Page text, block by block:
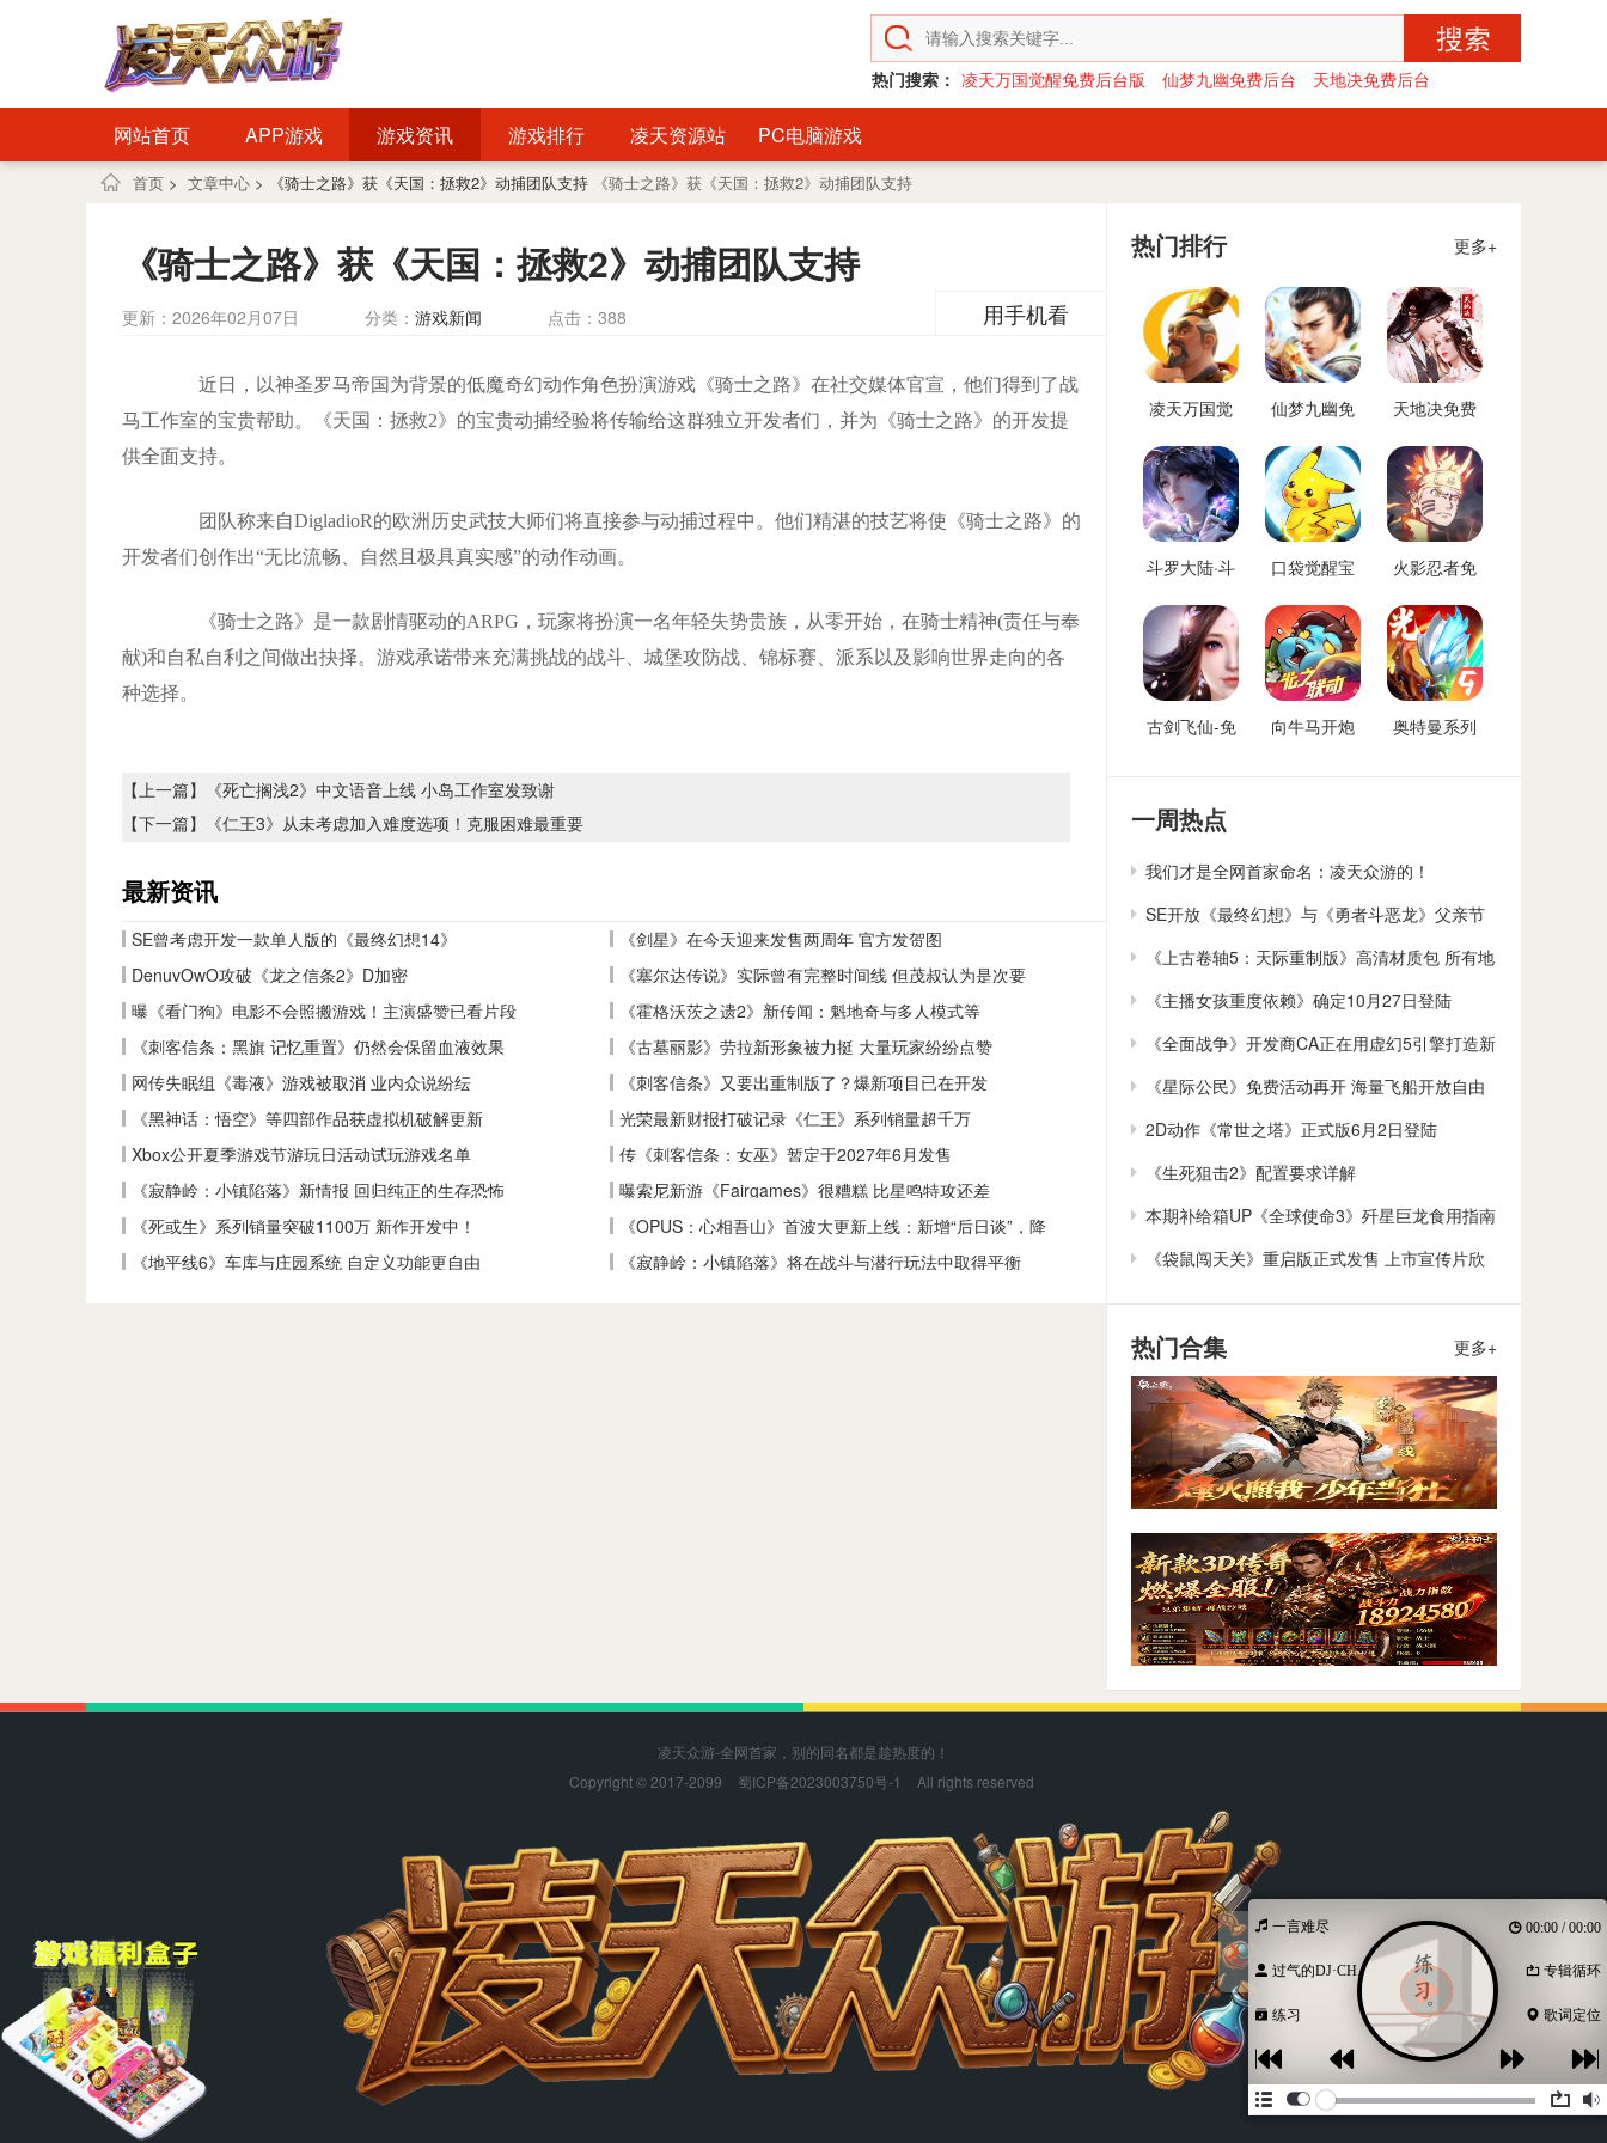
热门搜索： 凌天万国觉醒免费后台版 仙梦九幽免费后台 天地决免费后台
网站首页 APP游戏 游戏资讯 游戏排行 凌天资源站 PC电脑游戏
首页 > 文章中心 > 《骑士之路》获《天国：拯救2》动捕团队支持 《骑士之路》获《天国：拯救2》动捕团队支持
《骑士之路》获《天国：拯救2》动捕团队支持
更新：2026年02月07日 分类： 游戏新闻 点击： 388 用手机看
近日，以神圣罗马帝国为背景的低魔奇幻动作角色扮演游戏《骑士之路》在社交媒体官宣，他们得到了战
马工作室的宝贵帮助。《天国：拯救2》的宝贵动捕经验将传输给这群独立开发者们，并为《骑士之路》的开发提
供全面支持。
团队称来自DigladioR的欧洲历史武技大师们将直接参与动捕过程中。他们精湛的技艺将使《骑士之路》的
开发者们创作出“无比流畅、自然且极具真实感”的动作动画。
《骑士之路》是一款剧情驱动的ARPG，玩家将扮演一名年轻失势贵族，从零开始，在骑士精神(责任与奉
献)和自私自利之间做出抉择。游戏承诺带来充满挑战的战斗、城堡攻防战、锦标赛、派系以及影响世界走向的各
种选择。
【上一篇】
《死亡搁浅2》中文语音上线 小岛工作室发致谢
【下一篇】
《仁王3》从未考虑加入难度选项！克服困难最重要
最新资讯
SE曾考虑开发一款单人版的《最终幻想14》
《剑星》在今天迎来发售两周年 官方发贺图
DenuvOwO攻破《龙之信条2》D加密
《塞尔达传说》实际曾有完整时间线 但茂叔认为是次要
曝《看门狗》电影不会照搬游戏！主演盛赞已看片段
《霍格沃茨之遗2》新传闻：魁地奇与多人模式等
《刺客信条：黑旗 记忆重置》仍然会保留血液效果
《古墓丽影》劳拉新形象被力挺 大量玩家纷纷点赞
网传失眠组《毒液》游戏被取消 业内众说纷纭
《刺客信条》又要出重制版了？爆新项目已在开发
《黑神话：悟空》等四部作品获虚拟机破解更新
光荣最新财报打破记录《仁王》系列销量超千万
Xbox公开夏季游戏节游玩日活动试玩游戏名单
传《刺客信条：女巫》暂定于2027年6月发售
《寂静岭：小镇陷落》新情报 回归纯正的生存恐怖
曝索尼新游《Fairgames》很糟糕 比星鸣特攻还差
《死或生》系列销量突破1100万 新作开发中！
《OPUS：心相吾山》首波大更新上线：新增“后日谈”，降
《地平线6》车库与庄园系统 自定义功能更自由
《寂静岭：小镇陷落》将在战斗与潜行玩法中取得平衡
热门排行 更多+
凌天万国觉
版
仙梦九幽免
天地决免费
斗罗大陆·斗
后台版
口袋觉醒宝
费后台
火影忍者免
古剑飞仙-免
向牛马开炮
向僵尸开炮
奥特曼系列
后台
一周热点
我们才是全网首家命名：凌天众游的！
SE开放《最终幻想》与《勇者斗恶龙》父亲节
贺卡下载
《上古卷轴5：天际重制版》高清材质包 所有地
貌大修
《主播女孩重度依赖》确定10月27日登陆
Switch
《全面战争》开发商CA正在用虚幻5引擎打造新
作
《星际公民》免费活动再开 海量飞船开放自由
体验
2D动作《常世之塔》正式版6月2日登陆
Steam/Switch
《生死狙击2》配置要求详解
本期补给箱UP《全球使命3》歼星巨龙食用指南
《袋鼠闯天关》重启版正式发售 上市宣传片欣
赏
热门合集 更多+
凌天众游-全网首家，别的同名都是趁热度的！
Copyright © 2017-2099
蜀ICP备2023003750号-1 All rights reserved
一言难尽 00:00 / 00:00
过气的DJ·CH... 专辑循环
练习 歌词定位